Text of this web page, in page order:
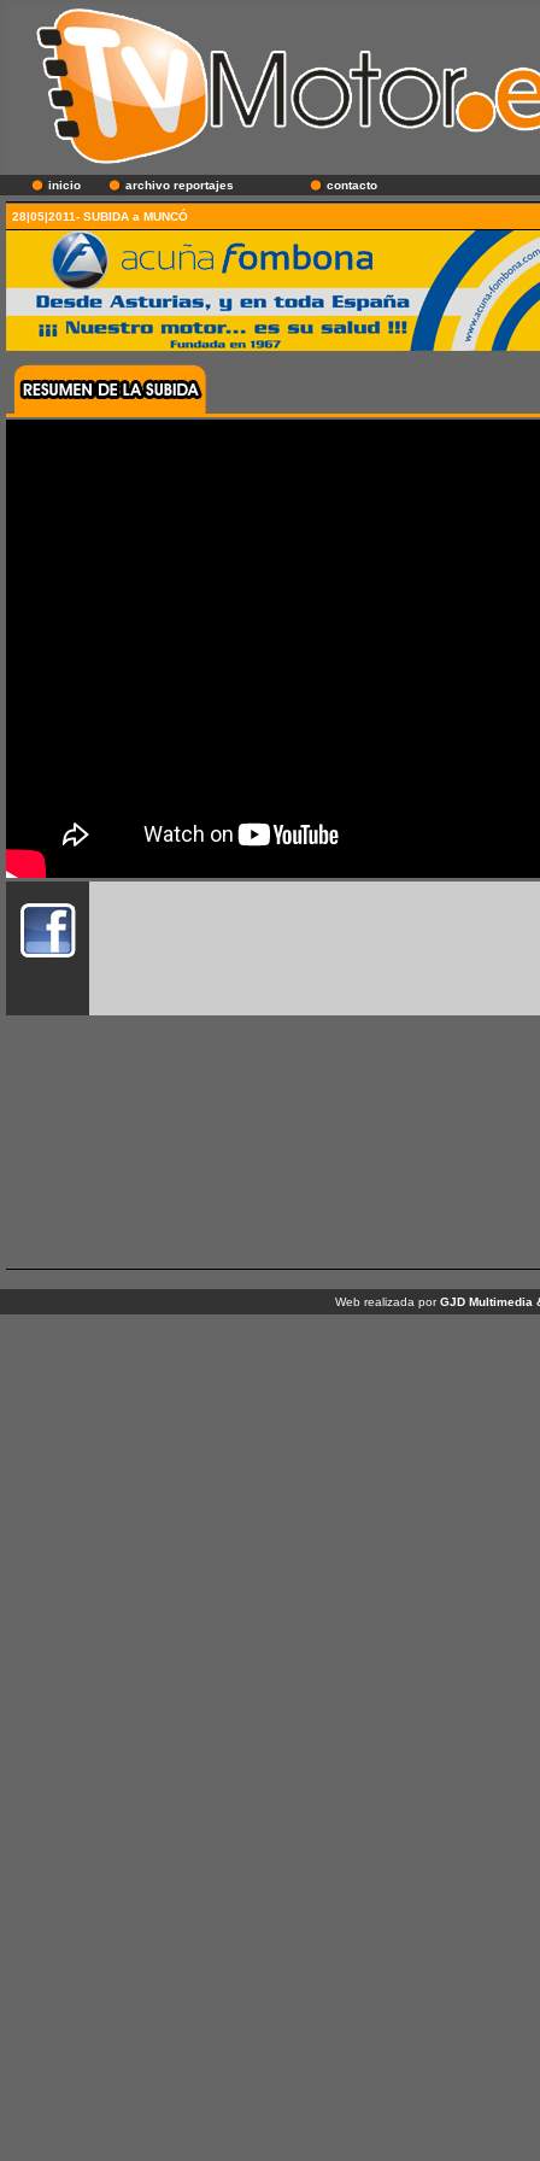
inicio archivo reportajes contacto
28|05|2011- SUBIDA a MUNCÓ
Web realizada por GJD Multimedia